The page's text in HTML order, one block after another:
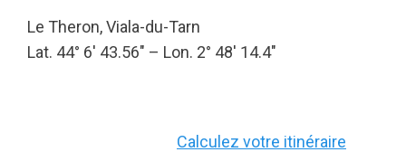
Le Theron, Viala-du-Tarn
Lat. 44° 6′ 43.56″ – Lon. 2° 48′ 14.4″
Calculez votre itinéraire